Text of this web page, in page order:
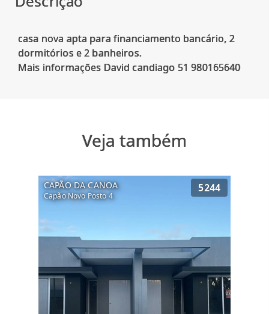
casa nova apta para financiamento bancário, 2
dormitórios e 2 banheiros.
Mais informações David candiago 51 980165640
Veja também
CAPÃO DA CANOA
Capão Novo Posto 4
5244